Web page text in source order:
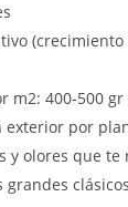
(crecimiento
m2: 400-500 gr
exterior por
y olores que te
grandes clásicos